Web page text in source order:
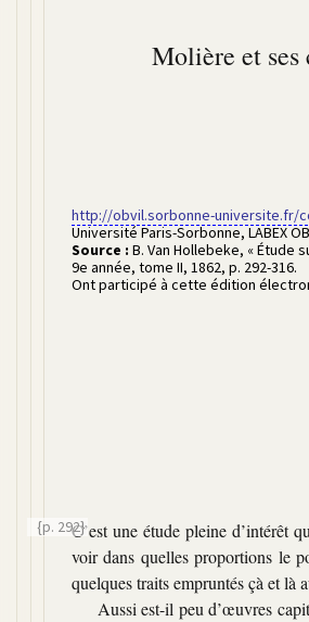
Molière et
http://obvil.sorbonne-universite.fr/
Université Paris-Sorbonne, LABEX
Source : B. Van Hollebeke, « Étude
9e année, tome II, 1862, p. 292-316.
Ont participé à cette édition
{p. 292}C’est une étude pleine d’intérêt
voir dans quelles proportions le
quelques traits empruntés çà et là
Aussi est-il peu d’œuvres